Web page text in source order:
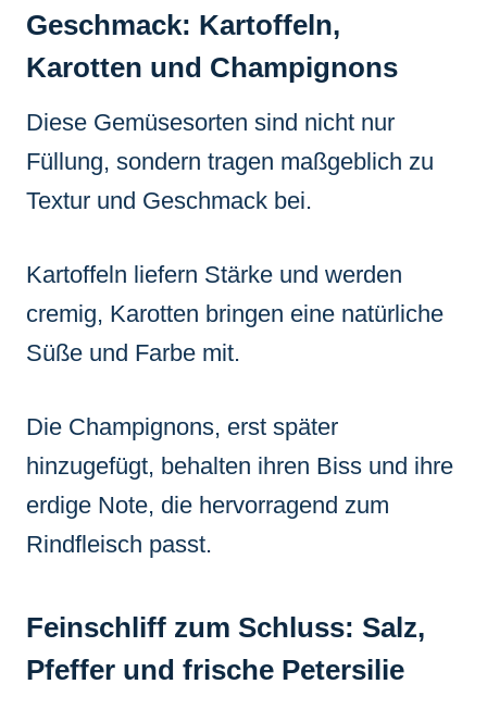
Geschmack: Kartoffeln,
Karotten und Champignons
Diese Gemüsesorten sind nicht nur
Füllung, sondern tragen maßgeblich zu
Textur und Geschmack bei.
Kartoffeln liefern Stärke und werden
cremig, Karotten bringen eine natürliche
Süße und Farbe mit.
Die Champignons, erst später
hinzugefügt, behalten ihren Biss und ihre
erdige Note, die hervorragend zum
Rindfleisch passt.
Feinschliff zum Schluss: Salz,
Pfeffer und frische Petersilie